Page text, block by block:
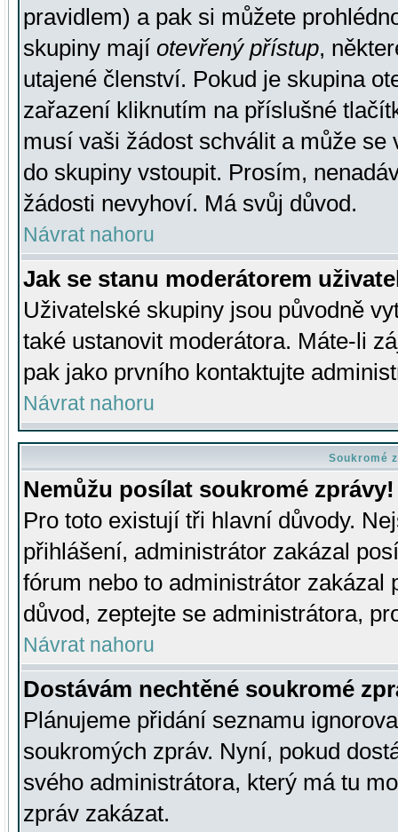
pravidlem) a pak si můžete
skupiny mají otevřený přístup,
utajené členství. Pokud je skupina
zařazení kliknutím na příslušné
musí vaši žádost schválit a může se
do skupiny vstoupit. Prosím,
žádosti nevyhoví. Má svůj důvod.
Návrat nahoru
Jak se stanu moderátorem
Uživatelské skupiny jsou původně
také ustanovit moderátora. Máte-li
pak jako prvního kontaktujte
Návrat nahoru
Soukromé
Nemůžu posílat soukromé zprávy!
Pro toto existují tři hlavní důvody.
přihlášení, administrátor zakázal
fórum nebo to administrátor zakázal
důvod, zeptejte se administrátora,
Návrat nahoru
Dostávám nechtěné soukromé
Plánujeme přidání seznamu
soukromých zpráv. Nyní, pokud
svého administrátora, který má tu
zpráv zakázat.